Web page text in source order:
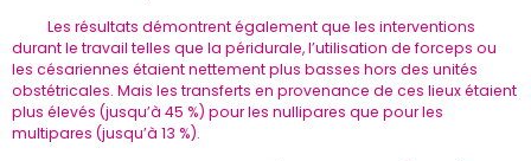
Les résultats démontrent également que les interventions
durant le travail telles que la péridurale, l’utilisation de forceps ou
les césariennes étaient nettement plus basses hors des unités
obstétricales. Mais les transferts en provenance de ces lieux étaient
plus élevés (jusqu’à 45 %) pour les nullipares que pour les
multipares (jusqu’à 13 %).